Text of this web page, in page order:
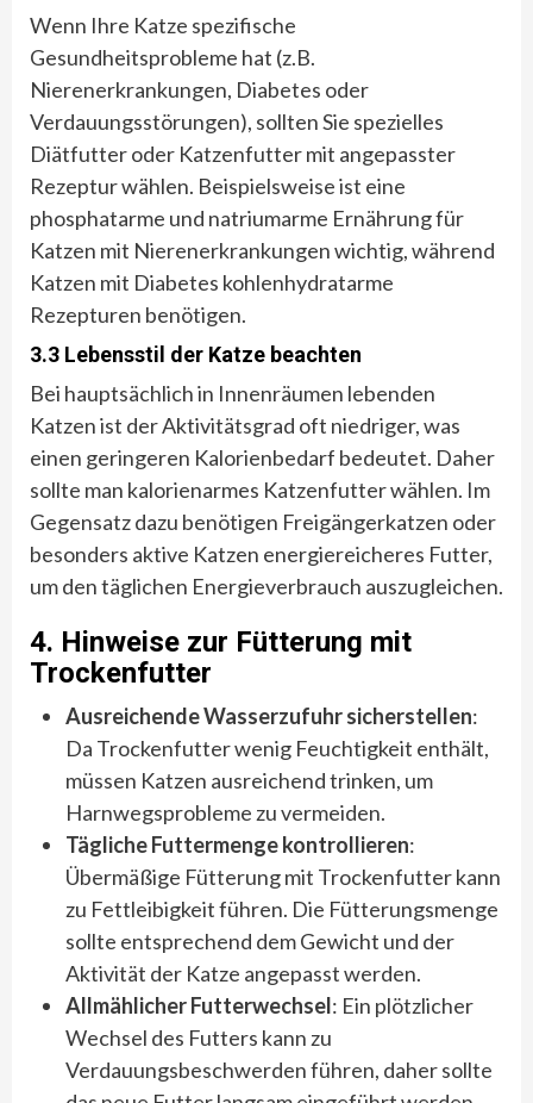
Wenn Ihre Katze spezifische
Gesundheitsprobleme hat (z.B.
Nierenerkrankungen, Diabetes oder
Verdauungsstörungen), sollten Sie spezielles
Diätfutter oder Katzenfutter mit angepasster
Rezeptur wählen. Beispielsweise ist eine
phosphatarme und natriumarme Ernährung für
Katzen mit Nierenerkrankungen wichtig, während
Katzen mit Diabetes kohlenhydratarme
Rezepturen benötigen.
3.3 Lebensstil der Katze beachten
Bei hauptsächlich in Innenräumen lebenden
Katzen ist der Aktivitätsgrad oft niedriger, was
einen geringeren Kalorienbedarf bedeutet. Daher
sollte man kalorienarmes Katzenfutter wählen. Im
Gegensatz dazu benötigen Freigängerkatzen oder
besonders aktive Katzen energiereicheres Futter,
um den täglichen Energieverbrauch auszugleichen.
4. Hinweise zur Fütterung mit
Trockenfutter
Ausreichende Wasserzufuhr sicherstellen:
Da Trockenfutter wenig Feuchtigkeit enthält,
müssen Katzen ausreichend trinken, um
Harnwegsprobleme zu vermeiden.
Tägliche Futtermenge kontrollieren:
Übermäßige Fütterung mit Trockenfutter kann
zu Fettleibigkeit führen. Die Fütterungsmenge
sollte entsprechend dem Gewicht und der
Aktivität der Katze angepasst werden.
Allmählicher Futterwechsel: Ein plötzlicher
Wechsel des Futters kann zu
Verdauungsbeschwerden führen, daher sollte